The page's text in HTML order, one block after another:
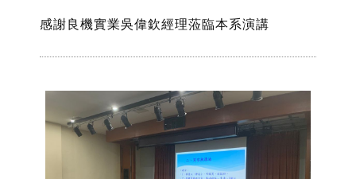
感謝良機實業吳偉欽經理蒞臨本系演講